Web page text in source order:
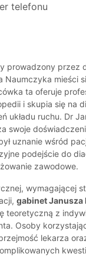
telefonu
prowadzony przez
Naumczyka mieści
ta oferuje
i skupia się na
układu ruchu. Dr
swoje
uznanie wśród
podejście do
zawodowe.
wymagającej
gabinet Janusza
teoretyczną z
Osoby
lekarza